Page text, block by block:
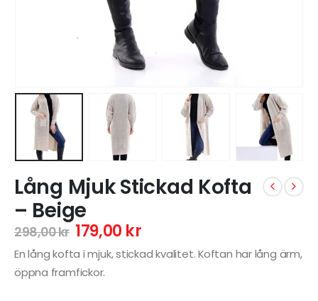
Lång Mjuk Stickad Kofta
– Beige
298,00kr 179,00 kr
En lång kofta i mjuk, stickad kvalitet. Koftan har lång ärm,
öppna framfickor.